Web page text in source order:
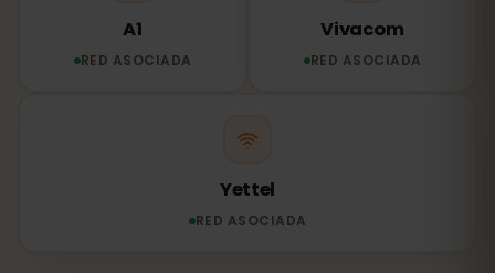
A1
RED ASOCIADA
Vivacom
RED ASOCIADA
Yettel
RED ASOCIADA